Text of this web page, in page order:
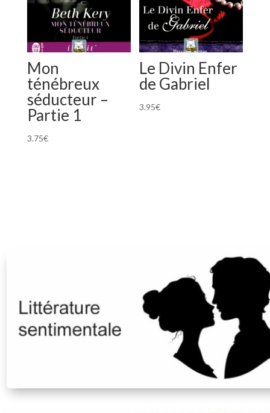
Mon
ténébreux
séducteur –
Partie 1
3.75€
Le Divin Enfer
de Gabriel
3.95€